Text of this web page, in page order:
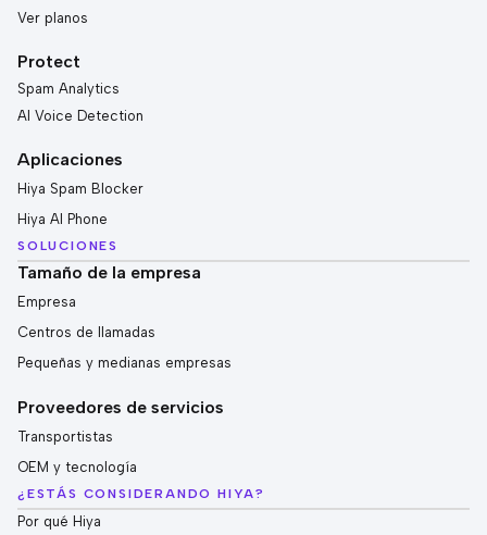
Ver planos
Protect
Spam Analytics
AI Voice Detection
Aplicaciones
Hiya Spam Blocker
Hiya AI Phone
SOLUCIONES
Tamaño de la empresa
Empresa
Centros de llamadas
Pequeñas y medianas empresas
Proveedores de servicios
Transportistas
OEM y tecnología
¿ESTÁS CONSIDERANDO HIYA?
Por qué Hiya